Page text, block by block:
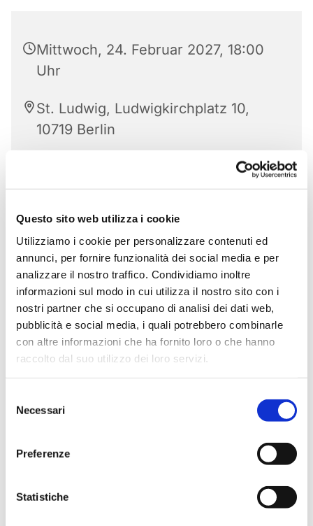
Questo sito web utilizza i cookie
Utilizziamo i cookie per personalizzare contenuti ed
annunci, per fornire funzionalità dei social media e per
analizzare il nostro traffico. Condividiamo inoltre
informazioni sul modo in cui utilizza il nostro sito con i
nostri partner che si occupano di analisi dei dati web,
pubblicità e social media, i quali potrebbero combinarle
con altre informazioni che ha fornito loro o che hanno
raccolto dal suo utilizzo dei loro servizi.
delNecessari
Preferenze
Statistiche
Mittwoch, 24. Februar 2027, 18:00
Uhr
St. Ludwig, Ludwigkirchplatz 10,
10719 Berlin